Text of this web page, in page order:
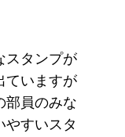
スタンプが
ていますが
部員のみな
やすいスタ